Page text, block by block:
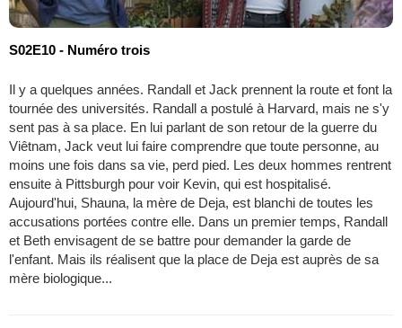
S02E10 - Numéro trois
Il y a quelques années. Randall et Jack prennent la route et font la
tournée des universités. Randall a postulé à Harvard, mais ne s'y
sent pas à sa place. En lui parlant de son retour de la guerre du
Viêtnam, Jack veut lui faire comprendre que toute personne, au
moins une fois dans sa vie, perd pied. Les deux hommes rentrent
ensuite à Pittsburgh pour voir Kevin, qui est hospitalisé.
Aujourd'hui, Shauna, la mère de Deja, est blanchi de toutes les
accusations portées contre elle. Dans un premier temps, Randall
et Beth envisagent de se battre pour demander la garde de
l'enfant. Mais ils réalisent que la place de Deja est auprès de sa
mère biologique...